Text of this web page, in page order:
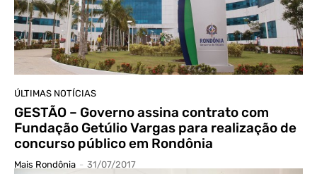
ÚLTIMAS NOTÍCIAS
GESTÃO – Governo assina contrato com
Fundação Getúlio Vargas para realização de
concurso público em Rondônia
Mais Rondônia - 31/07/2017